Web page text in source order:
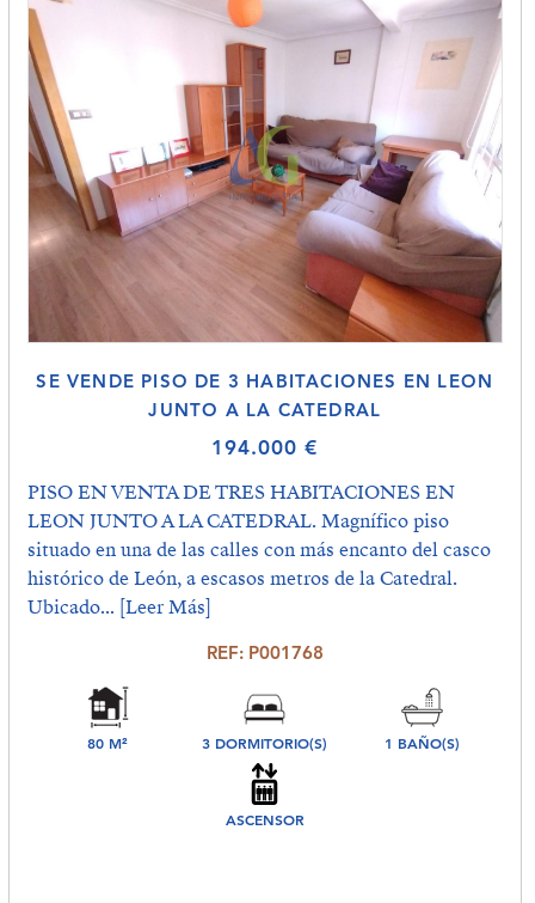
SE VENDE PISO DE 3 HABITACIONES EN LEON
JUNTO A LA CATEDRAL
194.000 €
PISO EN VENTA DE TRES HABITACIONES EN
LEON JUNTO A LA CATEDRAL. Magnífico piso
situado en una de las calles con más encanto del casco
histórico de León, a escasos metros de la Catedral.
Ubicado... [Leer Más]
REF: P001768
80 M² 3 DORMITORIO(S) 1 BAÑO(S)
ASCENSOR